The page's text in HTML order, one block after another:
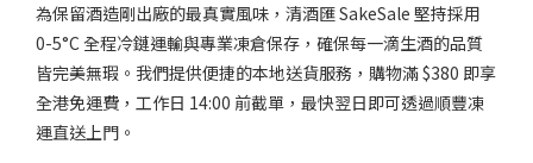
為保留酒造剛出廠的最真實風味，清酒匯 SakeSale 堅持採用
0-5°C 全程冷鏈運輸與專業凍倉保存，確保每一滴生酒的品質
皆完美無瑕。我們提供便捷的本地送貨服務，購物滿 $380 即享
全港免運費，工作日 14:00 前截單，最快翌日即可透過順豐凍
運直送上門。